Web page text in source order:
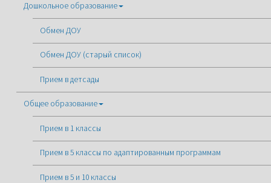
Дошкольное образование
Обмен ДОУ
Обмен ДОУ (старый список)
Прием в детсады
Общее образование
Прием в 1 классы
Прием в 5 классы по адаптированным программам
Прием в 5 и 10 классы